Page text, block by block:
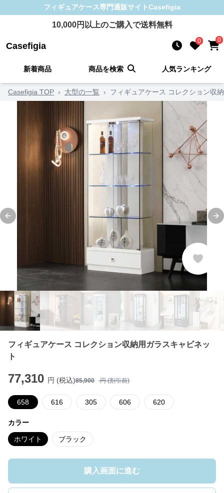
フィギュアケース専門通販サイトCasefigia
10,000円以上のご購入で送料無料
Casefigia 0 0
新着商品 商品を検索 人気ランキング
Casefigia TOP › 大型の一覧 › フィギュアケース コレクション収
Previous slide
フィギュアケース コレクション収納用ガラスキャビネッ
ト
77,310 円 (税込)85,900 円 (割引前)
658 616 305 606 620
カラー
ホワイト ブラック
購入画面に進む